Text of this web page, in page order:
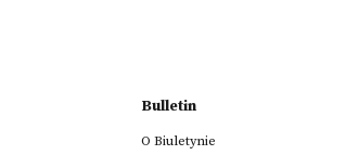
Bulletin
O Biuletynie